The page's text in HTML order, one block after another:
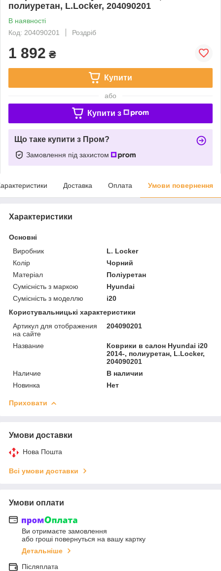
полиуретан, L.Locker, 204090201
В наявності
Код: 204090201
Роздріб
1 892 ₴
Купити
або
Купити з
Що таке купити з Пром?
Замовлення під захистом
Доставка Оплата Умови повернення
Характеристики
Основні
Виробник
L. Locker
Колір
Чорний
Матеріал
Поліуретан
Сумісність з маркою
Hyundai
Сумісність з моделлю
i20
Користувальницькі характеристики
Артикул для отображения
на сайте
204090201
Название
Коврики в салон Hyundai i20
2014-, полиуретан, L.Locker,
204090201
Наличие
В наличии
Новинка
Нет
Приховати
Умови доставки
Нова Пошта
Всі умови доставки
Умови оплати
Ви отримаєте замовлення
або гроші повернуться на вашу картку
Детальніше
Післяплата